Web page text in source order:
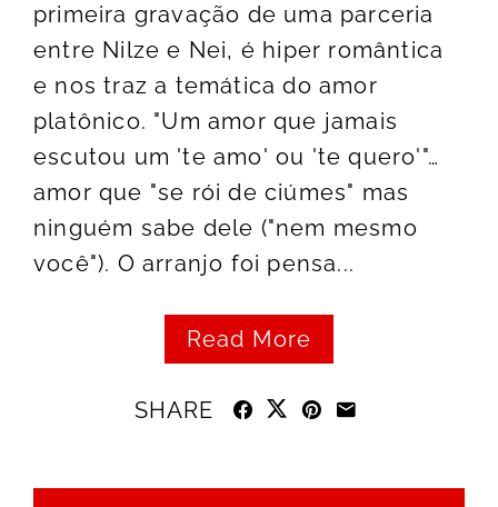
primeira gravação de uma parceria
entre Nilze e Nei, é hiper romântica
e nos traz a temática do amor
platônico. "Um amor que jamais
escutou um 'te amo' ou 'te quero'"…
amor que "se rói de ciúmes" mas
ninguém sabe dele ("nem mesmo
você"). O arranjo foi pensa...
Read More
SHARE